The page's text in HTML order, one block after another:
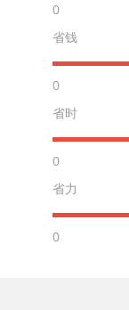
0
省钱
0
省时
0
省力
0